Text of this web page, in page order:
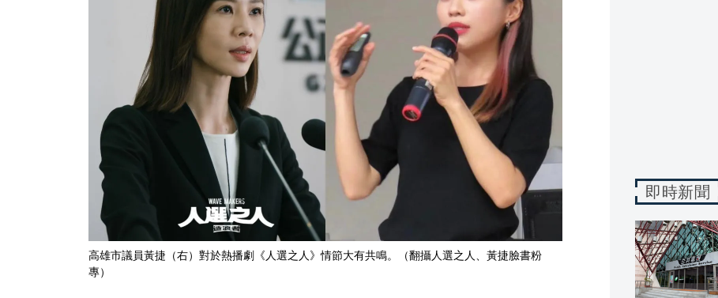
高雄市議員黃捷（右）對於熱播劇《人選之人》情節大有共鳴。（翻攝人選之人、黃捷臉書粉
專）
即時新聞